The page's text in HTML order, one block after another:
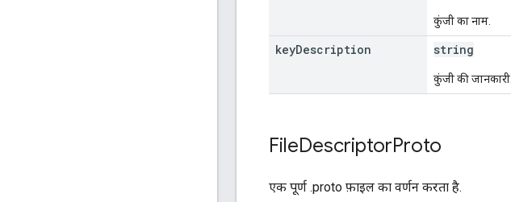
कुंजी का नाम.
keyDescription string
कुंजी की जानकारी.
FileDescriptorProto
एक पूर्ण .proto फ़ाइल का वर्णन करता है.